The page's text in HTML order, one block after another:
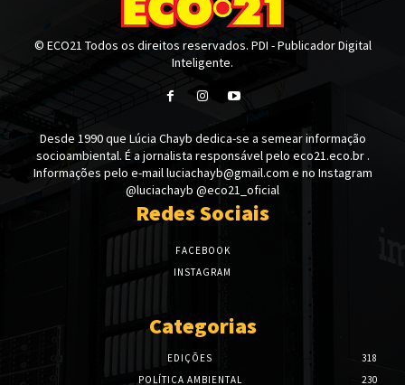
© ECO21 Todos os direitos reservados. PDI - Publicador Digital
Inteligente.
Desde 1990 que Lúcia Chayb dedica-se a semear informação
socioambiental. É a jornalista responsável pelo eco21.eco.br .
Informações pelo e-mail luciachayb@gmail.com e no Instagram
@luciachayb @eco21_oficial
Redes Sociais
FACEBOOK
INSTAGRAM
Categorias
EDIÇÕES
318
POLÍTICA AMBIENTAL
230